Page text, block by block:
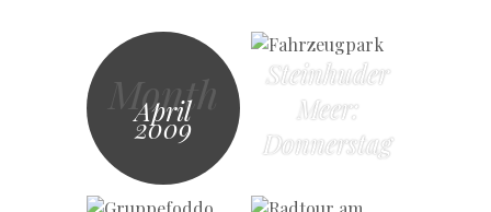
Month
April
2009
Steinhuder
Meer:
Donnerstag